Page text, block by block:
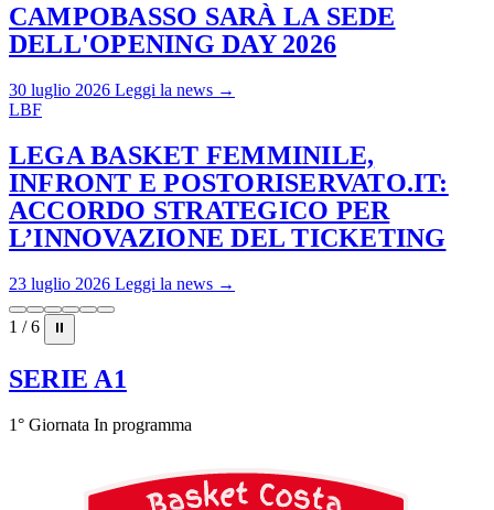
CAMPOBASSO SARÀ LA SEDE
DELL'OPENING DAY 2026
30 luglio 2026 Leggi la news →
LBF
LEGA BASKET FEMMINILE,
INFRONT E POSTORISERVATO.IT:
ACCORDO STRATEGICO PER
L’INNOVAZIONE DEL TICKETING
23 luglio 2026 Leggi la news →
1 / 6 ⏸
SERIE A1
1° Giornata In programma